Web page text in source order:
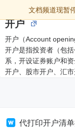
文档频道现暂
开户
开户（Account
开户是指投资者（包
系，开设证券账户和
开户、股市开户、汇市
代打印开户清